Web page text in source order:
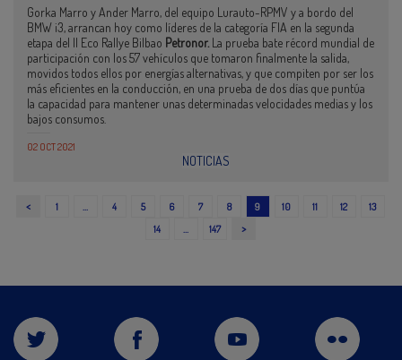
Gorka Marro y Ander Marro, del equipo Lurauto-RPMV y a bordo del
BMW i3, arrancan hoy como líderes de la categoría FIA en la segunda
etapa del II Eco Rallye Bilbao Petronor. La prueba bate récord mundial de
participación con los 57 vehículos que tomaron finalmente la salida,
movidos todos ellos por energías alternativas, y que compiten por ser los
más eficientes en la conducción, en una prueba de dos días que puntúa
la capacidad para mantener unas determinadas velocidades medias y los
bajos consumos.
02 OCT 2021
NOTICIAS
< 1 … 4 5 6 7 8 9 10 11 12
13
14
… 147 >